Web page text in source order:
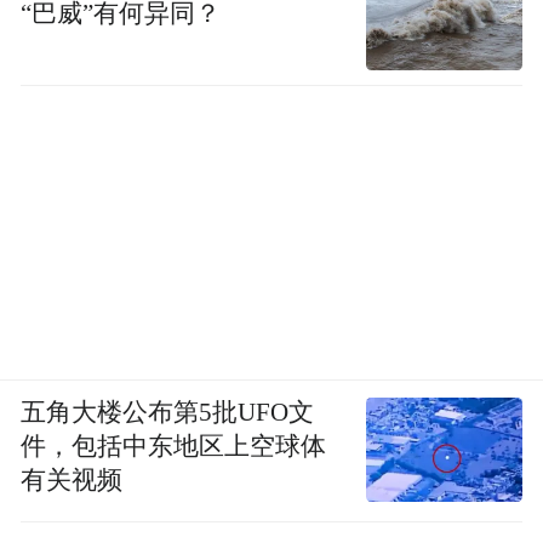
“巴威”有何异同？
五角大楼公布第5批UFO文
件，包括中东地区上空球体
有关视频